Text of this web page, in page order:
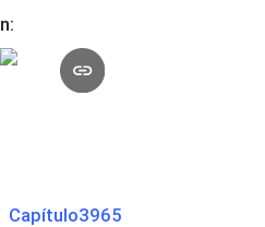
Capítulo3965